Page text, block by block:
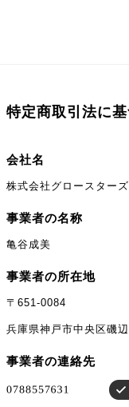
特定商取引法に
会社名
株式会社グロースターズ
事業者の名称
亀谷成美
事業者の所在地
〒651-0084
兵庫県神戸市中央区磯
事業者の連絡先